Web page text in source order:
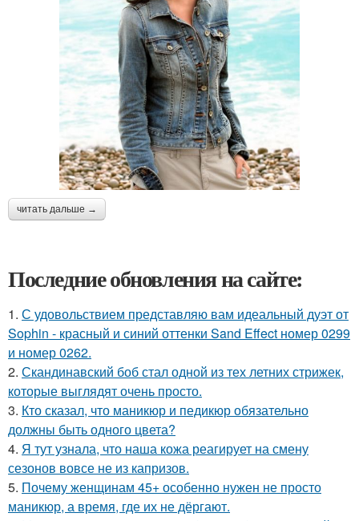
читать дальше →
Последние обновления на сайте:
1. С удовольствием представляю вам идеальный дуэт от
Sophin - красный и синий оттенки Sand Effect номер 0299
и номер 0262.
2. Скандинавский боб стал одной из тех летних стрижек,
которые выглядят очень просто.
3. Кто сказал, что маникюр и педикюр обязательно
должны быть одного цвета?
4. Я тут узнала, что наша кожа реагирует на смену
сезонов вовсе не из капризов.
5. Почему женщинам 45+ особенно нужен не просто
маникюр, а время, где их не дёргают.